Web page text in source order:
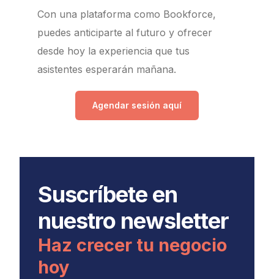
Con una plataforma como Bookforce,
puedes anticiparte al futuro y ofrecer
desde hoy la experiencia que tus
asistentes esperarán mañana.
Agendar sesión aquí
Suscríbete en
nuestro newsletter
Haz crecer tu negocio
hoy